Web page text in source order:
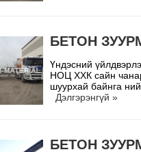
БЕТОН
Үндэсний
НОЦ ХХК сайн
шуурхай байнга
Дэлгэрэнгүй »
БЕТОН